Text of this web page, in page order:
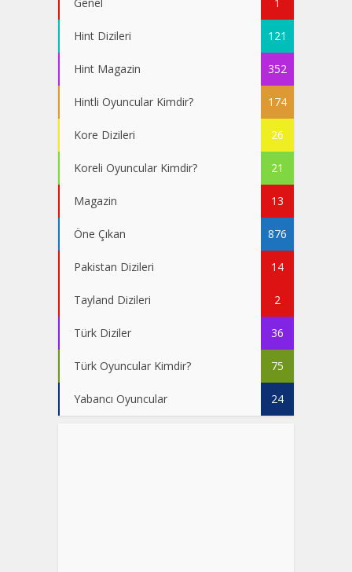
Hint Dizileri 121
Hint Magazin 352
Hintli Oyuncular Kimdir? 174
Kore Dizileri 26
Koreli Oyuncular Kimdir? 21
Magazin 13
Öne Çıkan 876
Pakistan Dizileri 14
Tayland Dizileri 2
Türk Diziler 36
Türk Oyuncular Kimdir? 75
Yabancı Oyuncular 24